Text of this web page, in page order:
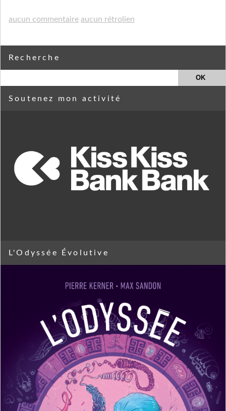
aucun commentaire aucun rétrolien
Recherche
Soutenez mon activité
L'Odyssée Évolutive